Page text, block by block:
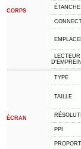
CORPS
ÉTANCHE
LECTEUR
ÉCRAN
TYPE
TAILLE
PPI